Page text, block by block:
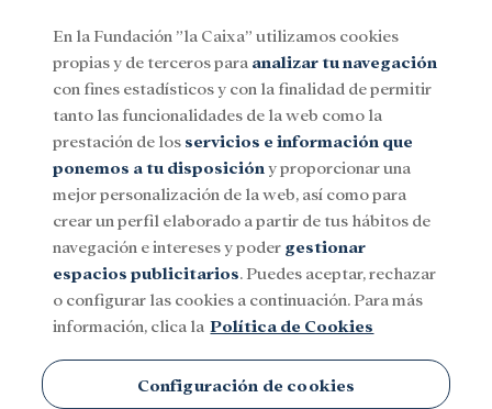
Menu
SocialInvestigación y becasCultura
En la Fundación ”la Caixa” utilizamos cookies
propias y de terceros para analizar tu navegación
con fines estadísticos y con la finalidad de permitir
tanto las funcionalidades de la web como la
prestación de los servicios e información que
ponemos a tu disposición y proporcionar una
mejor personalización de la web, así como para
crear un perfil elaborado a partir de tus hábitos de
navegación e intereses y poder gestionar
espacios publicitarios. Puedes aceptar, rechazar
o configurar las cookies a continuación. Para más
información, clica la Política de Cookies
Configuración de cookies